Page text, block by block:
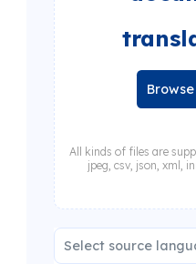
All kinds of files are
jpeg, csv, json, xml,
Select source